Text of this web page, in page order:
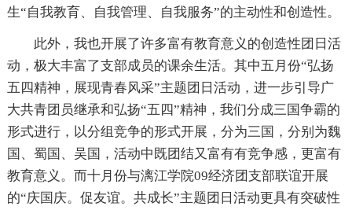
生“自我教育、自我管理、自我服务”的主动性和创造性。
此外，我也开展了许多富有教育意义的创造性团日活
动，极大丰富了支部成员的课余生活。其中五月份“弘扬
五四精神，展现青春风采”主题团日活动，进一步引导广
大共青团员继承和弘扬“五四”精神，我们分成三国争霸的
形式进行，以分组竞争的形式开展，分为三国，分别为魏
国、蜀国、吴国，活动中既团结又富有有竞争感，更富有
教育意义。而十月份与漓江学院09经济团支部联谊开展
的“庆国庆。促友谊。共成长”主题团日活动更具有突破性